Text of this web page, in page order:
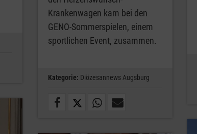
Krankenwagen kam bei den
GENO-Sommerspielen, einem
sportlichen Event, zusammen.
Kategorie: Diözesannews Augsburg